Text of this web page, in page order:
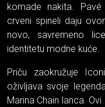
komade nakita.
crveni spineli daju
novo, savremeno
identitetu modne kuće.
Priču zaokružuje
oživljava svoje
Marina Chain lanca.